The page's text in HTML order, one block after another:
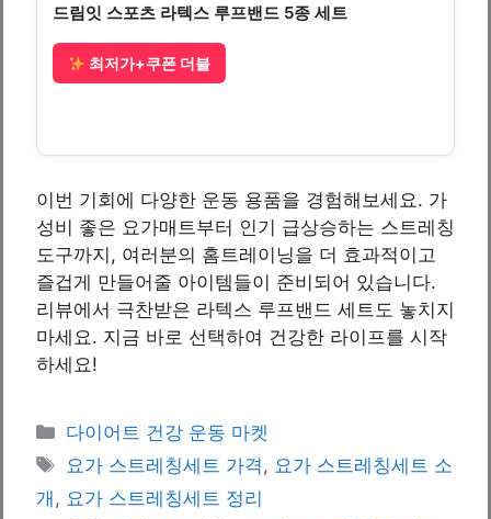
드림잇 스포츠 라텍스 루프밴드 5종 세트
최저가+쿠폰 더블
이번 기회에 다양한 운동 용품을 경험해보세요. 가
성비 좋은 요가매트부터 인기 급상승하는 스트레칭
도구까지, 여러분의 홈트레이닝을 더 효과적이고
즐겁게 만들어줄 아이템들이 준비되어 있습니다.
리뷰에서 극찬받은 라텍스 루프밴드 세트도 놓치지
마세요. 지금 바로 선택하여 건강한 라이프를 시작
하세요!
Categories
다이어트 건강 운동 마켓
Tags
요가 스트레칭세트 가격, 요가 스트레칭세트 소
개 , 요가 스트레칭세트 정리